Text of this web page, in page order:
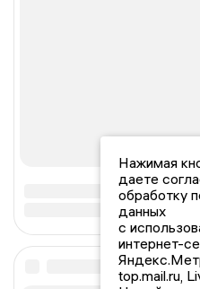
Нажимая
даете
обработку
данных
с
интернет-
top.mail.ru,